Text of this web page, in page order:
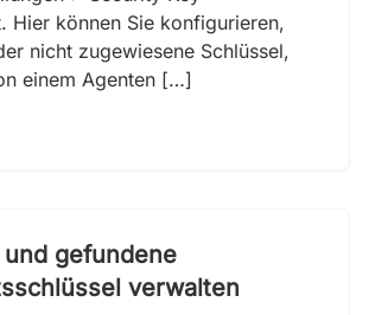
Hier können Sie konfigurieren,
nicht zugewiesene Schlüssel,
einem Agenten […]
gefundene
verwalten